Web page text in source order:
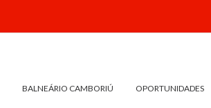
BALNEÁRIO CAMBORIÚ OPORTUNIDADES